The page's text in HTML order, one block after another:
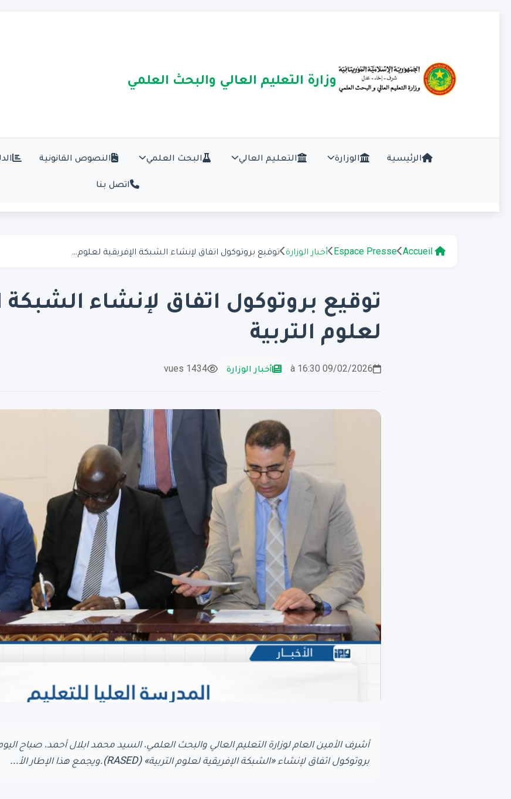
وزارة التعليم العالي والبحث العلمي
الرئيسية الوزارة التعليم العالي البحث العلمي النصوص القانونية
اتصل بنا
Espace Presse أخبار الوزارة توقيع بروتوكول اتفاق لإنشاء الشبكة الإفريقية لعلوم...
توقيع بروتوكول اتفاق لإنشاء الشبكة
لعلوم التربية
09/02/2026 à 16:30 أخبار الوزارة 1434 vues
أشرف الأمين العام لوزارة التعليم العالي والبحث العلمي، السيد محمد ابلال أحمد، صباح
بروتوكول اتفاق لإنشاء «الشبكة الإفريقية لعلوم التربية» (RASED).ويجمع هذا الإطار الأ...